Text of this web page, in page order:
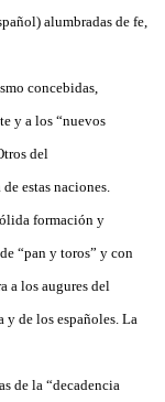
alumbradas de fe,
concebidas,
y a los “nuevos
del
estas naciones.
formación y
“pan y toros” y con
a los augures del
de los españoles. La
de la “decadencia